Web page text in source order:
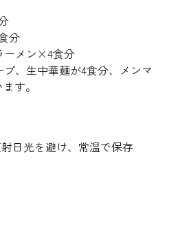
分
ーメン×4食分
、生中華麺が4食分、メンマ
す。
日光を避け、常温で保存